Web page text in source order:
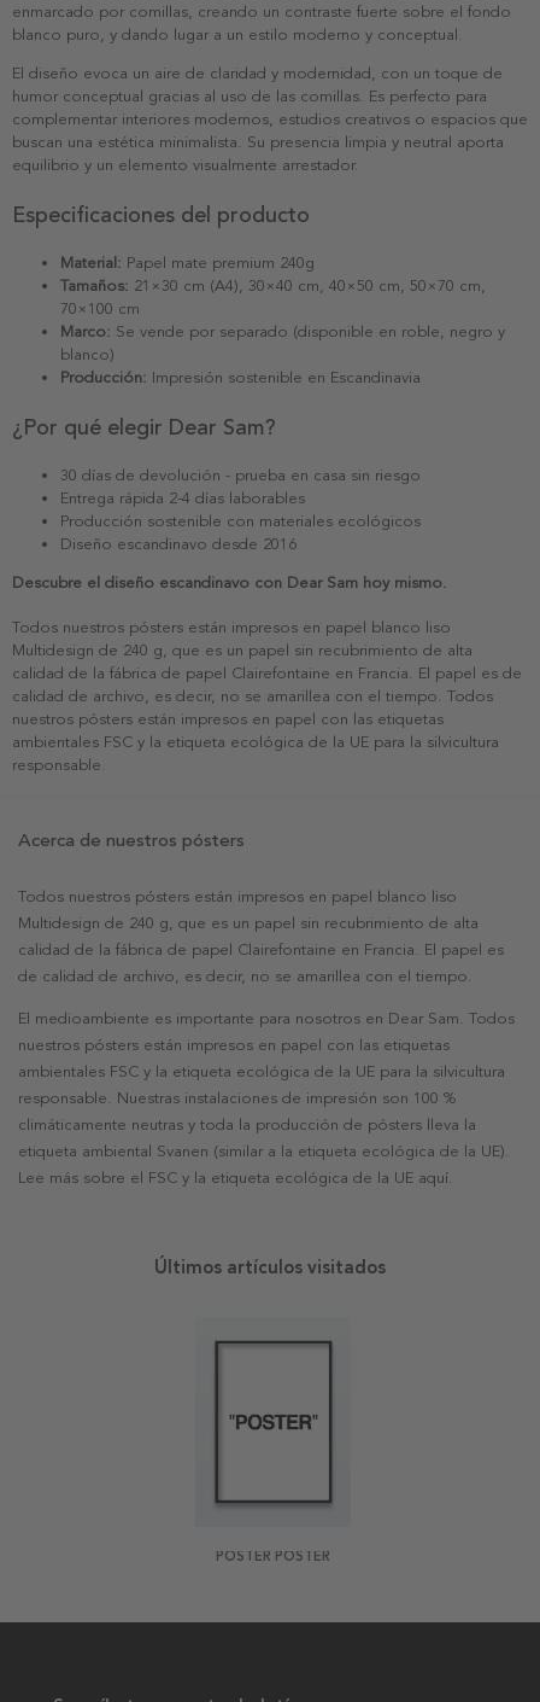
enmarcado por comillas, creando un contraste fuerte sobre el fondo
blanco puro, y dando lugar a un estilo moderno y conceptual.
El diseño evoca un aire de claridad y modernidad, con un toque de
humor conceptual gracias al uso de las comillas. Es perfecto para
complementar interiores modernos, estudios creativos o espacios que
buscan una estética minimalista. Su presencia limpia y neutral aporta
equilibrio y un elemento visualmente arrestador.
Especificaciones del producto
Material: Papel mate premium 240g
Tamaños: 21×30 cm (A4), 30×40 cm, 40×50 cm, 50×70 cm,
70×100 cm
Marco: Se vende por separado (disponible en roble, negro y
blanco)
Producción: Impresión sostenible en Escandinavia
¿Por qué elegir Dear Sam?
30 días de devolución - prueba en casa sin riesgo
Entrega rápida 2-4 días laborables
Producción sostenible con materiales ecológicos
Diseño escandinavo desde 2016
Descubre el diseño escandinavo con Dear Sam hoy mismo.
Todos nuestros pósters están impresos en papel blanco liso
Multidesign de 240 g, que es un papel sin recubrimiento de alta
calidad de la fábrica de papel Clairefontaine en Francia. El papel es de
calidad de archivo, es decir, no se amarillea con el tiempo. Todos
nuestros pósters están impresos en papel con las etiquetas
ambientales FSC y la etiqueta ecológica de la UE para la silvicultura
responsable.
Acerca de nuestros pósters
Todos nuestros pósters están impresos en papel blanco liso
Multidesign de 240 g, que es un papel sin recubrimiento de alta
calidad de la fábrica de papel Clairefontaine en Francia. El papel es
de calidad de archivo, es decir, no se amarillea con el tiempo.
El medioambiente es importante para nosotros en Dear Sam. Todos
nuestros pósters están impresos en papel con las etiquetas
ambientales FSC y la etiqueta ecológica de la UE para la silvicultura
responsable. Nuestras instalaciones de impresión son 100 %
climáticamente neutras y toda la producción de pósters lleva la
etiqueta ambiental Svanen (similar a la etiqueta ecológica de la UE).
Lee más sobre el FSC y la etiqueta ecológica de la UE aquí.
Últimos artículos visitados
POSTER POSTER